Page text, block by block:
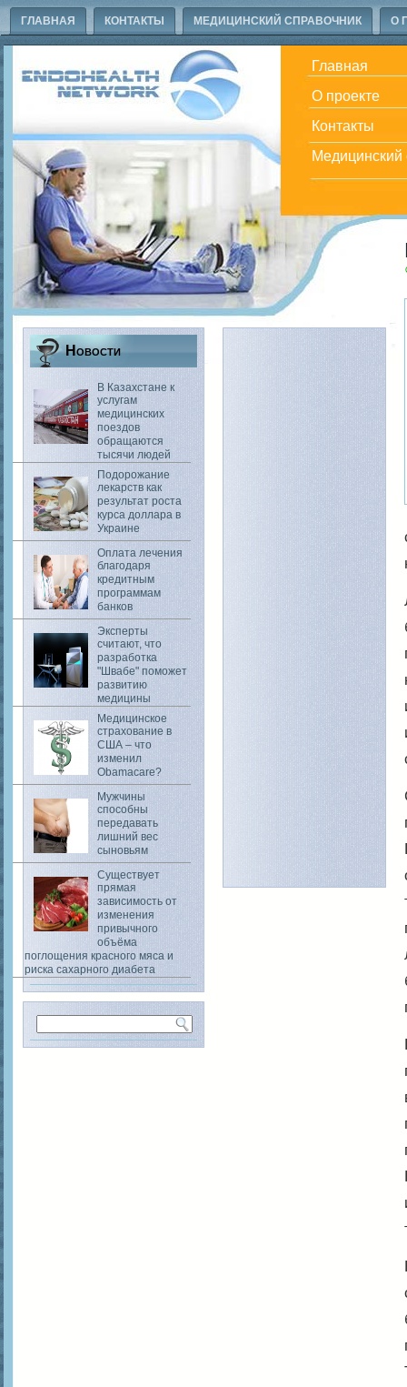
ГЛАВНАЯ КОНТАКТЫ МЕДИЦИНСКИЙ СПРАВОЧНИК О
Главная
О проекте
Контакты
Медицинский
Новости
В Казахстане к
услугам
медицинских
поездов
обращаются
тысячи людей
Подорожание
лекарств как
результат роста
курса доллара в
Украине
Оплата лечения
благодаря
кредитным
программам
банков
Эксперты
считают, что
разработка
"Швабе" поможет
развитию
медицины
Медицинское
страхование в
США – что
изменил
Obamacare?
Мужчины
способны
передавать
лишний вес
сыновьям
Существует
прямая
зависимость от
изменения
привычного
объёма
поглощения красного мяса и
риска сахарного диабета